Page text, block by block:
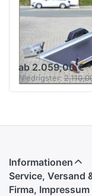
NEPTUN
Multi N13-
Kippbarer
gebremst
ab 2.059,00 € *
Niedrigster:
Informationen
Service, Versand
Firma,